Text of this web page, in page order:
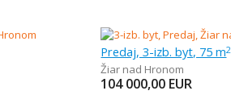
Predaj, 3-izb. byt, 75 m2
Žiar nad Hronom
104 000,00 EUR